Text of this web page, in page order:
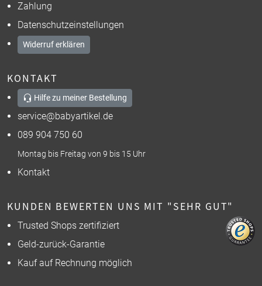
Zahlung
Datenschutzeinstellungen
Widerruf erklären
KONTAKT
Hilfe zu meiner Bestellung
service@babyartikel.de
089 904 750 60
Montag bis Freitag von 9 bis 15 Uhr
Kontakt
KUNDEN BEWERTEN UNS MIT "SEHR GUT"
Trusted Shops zertifiziert
Geld-zurück-Garantie
Kauf auf Rechnung möglich